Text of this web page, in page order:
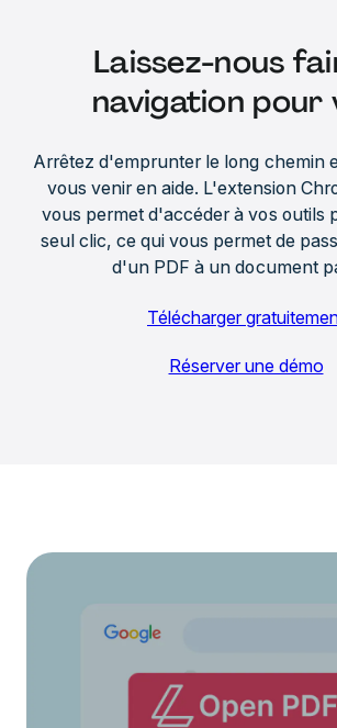
Laissez-nous
navigation pour
Arrêtez d'emprunter le long chemin
vous venir en aide. L'extension
vous permet d'accéder à vos outils
seul clic, ce qui vous permet de
d'un PDF à un document
Télécharger
Réserver une démo